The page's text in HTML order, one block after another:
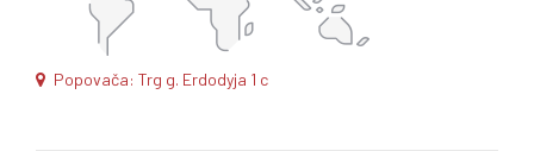
Popovača: Trg g. Erdodyja 1 c